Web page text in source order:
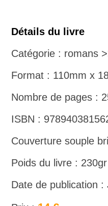
Détails du livre
Catégorie : romans
Format : 110mm x
Nombre de pages :
ISBN :
Couverture souple
Poids du livre : 230gr
Date de publication :